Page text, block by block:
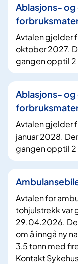
f
Ablasjons-
Avtalen gjelder
oktober 2027.
gangen opptil 2
Ablasjons-
Avtalen gjelder
januar 2028.
gangen opptil 2
Avtalen for
tohjulstrekk var
29.04.2026.
om å inngå ny
3,5 tonn med
Kontakt